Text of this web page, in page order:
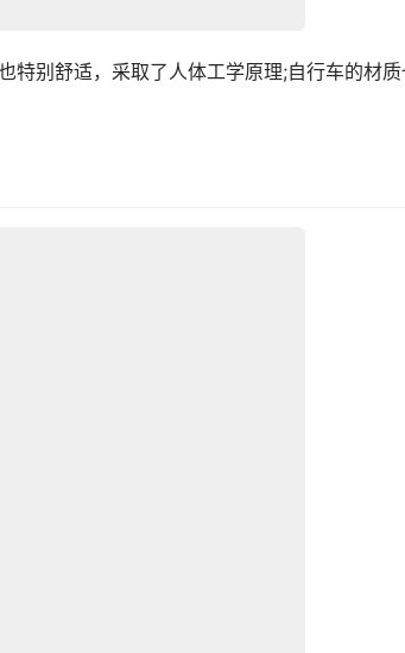
别舒适，采取了人体工学原理;自行车的材